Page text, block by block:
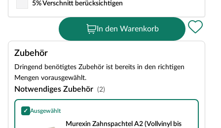
5% Verschnitt berücksichtigen
In den Warenkorb
Zubehör
Dringend benötigtes Zubehör ist bereits in den richtigen
Mengen vorausgewählt.
Notwendiges Zubehör (2)
✓ Ausgewählt
Murexin Zahnspachtel A2 (Vollvinyl bis 2,5mm)
Murexin Zahnspachtel A2 (Vollvinyl bis